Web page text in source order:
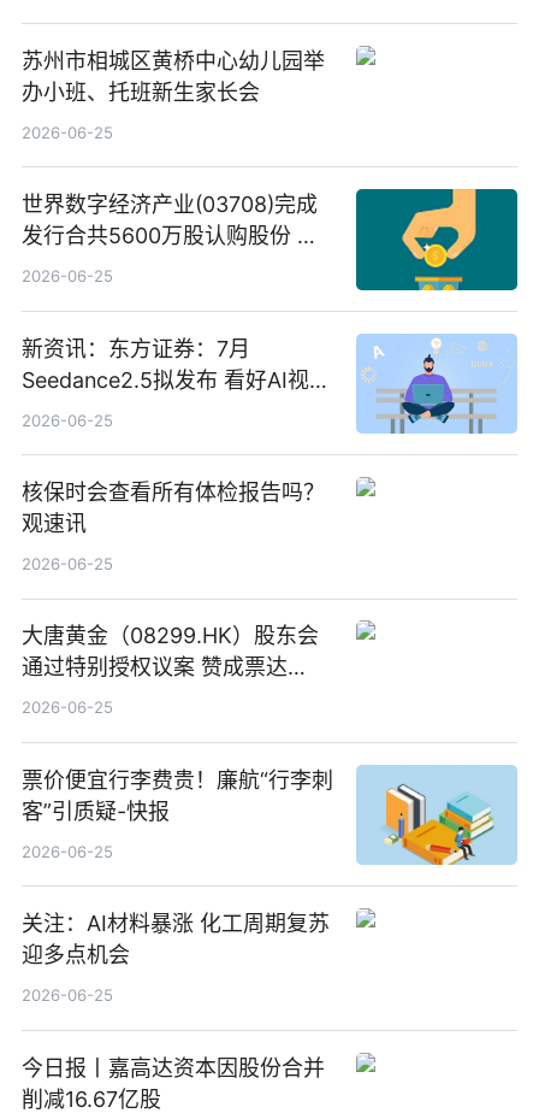
苏州市相城区黄桥中心幼儿园举
办小班、托班新生家长会
2026-06-25
世界数字经济产业(03708)完成
发行合共5600万股认购股份 净
筹约1007万港元 独家焦点
2026-06-25
新资讯：东方证券：7月
Seedance2.5拟发布 看好AI视频
创作工作流进一步提效
2026-06-25
核保时会查看所有体检报告吗？
观速讯
2026-06-25
大唐黄金（08299.HK）股东会
通过特别授权议案 赞成票达
100%_新动态
2026-06-25
票价便宜行李费贵！廉航“行李刺
客”引质疑-快报
2026-06-25
关注：AI材料暴涨 化工周期复苏
迎多点机会
2026-06-25
今日报丨嘉高达资本因股份合并
削减16.67亿股